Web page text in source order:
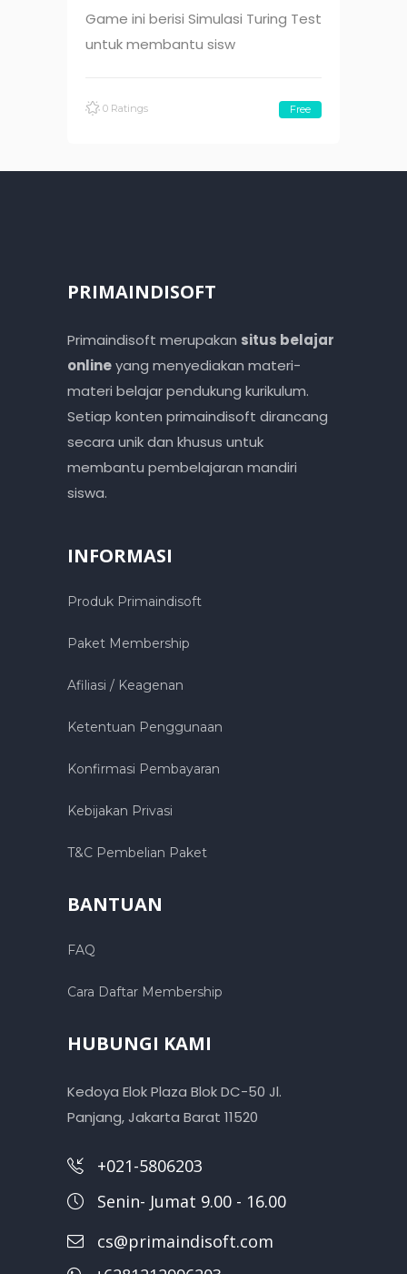
Game ini berisi Simulasi Turing Test
untuk membantu sisw
0 Ratings Free
PRIMAINDISOFT
Primaindisoft merupakan situs belajar
onlineyang menyediakan materi-
materi belajar pendukung kurikulum.
Setiap konten primaindisoft dirancang
secara unik dan khusus untuk
membantu pembelajaran mandiri
siswa.
INFORMASI
Produk Primaindisoft
Paket Membership
Afiliasi / Keagenan
Ketentuan Penggunaan
Konfirmasi Pembayaran
Kebijakan Privasi
T&C Pembelian Paket
BANTUAN
FAQ
Cara Daftar Membership
HUBUNGI KAMI
Kedoya Elok Plaza Blok DC-50 Jl.
Panjang, Jakarta Barat 11520
+021-5806203
Senin- Jumat 9.00 - 16.00
cs@primaindisoft.com